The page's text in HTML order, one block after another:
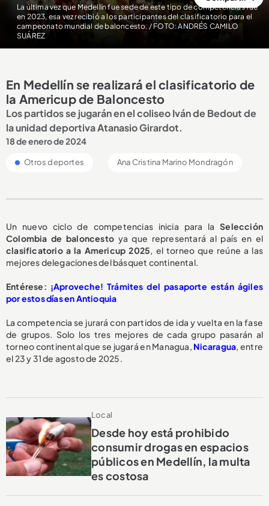
La última vez que Medellín fue sede de este tipo de competencias fue
en 2023, esa vez recibió a los participantes del clasificatorio para el
campeonato mundial de baloncesto. / FOTO: ANDRÉS CAMILO
SUÁREZ
En Medellín se realizará el clasificatorio de
la Americup de Baloncesto
Los partidos se jugarán en el coliseo Iván de Bedout de
la unidad deportiva Atanasio Girardot.
18 de enero de 2024
Otros deportes Ana Cristina Marino Mondragón
Un nuevo ciclo de competencias inicia para laSelección
Colombia de baloncesto ya que representará al país en el
clasificatorio a la Americup 2025, el torneo que reúne a las
mejores delegaciones del básquet continental.
Entérese: ¡Aproveche! Trámites del pasaporte están ágiles
por estos días en Antioquia
La competencia se jurará con partidos de ida y vuelta en la fase
de grupos. Solo los tres mejores de cada grupo pasarán al
torneo continental que se jugará en Managua, Nicaragua, entre
el 23 y 31 de agosto de 2025.
Local
Desde hoy está prohibido
consumir drogas en espacios
públicos en Medellín, la multa
es costosa